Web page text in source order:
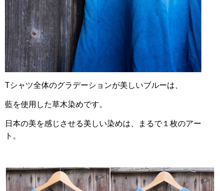
Tシャツ全体のグラデーションが美しいブルーは、
藍を使用した草木染めです。
日本の美を感じさせる美しい染めは、まるで１枚のアー
ト。